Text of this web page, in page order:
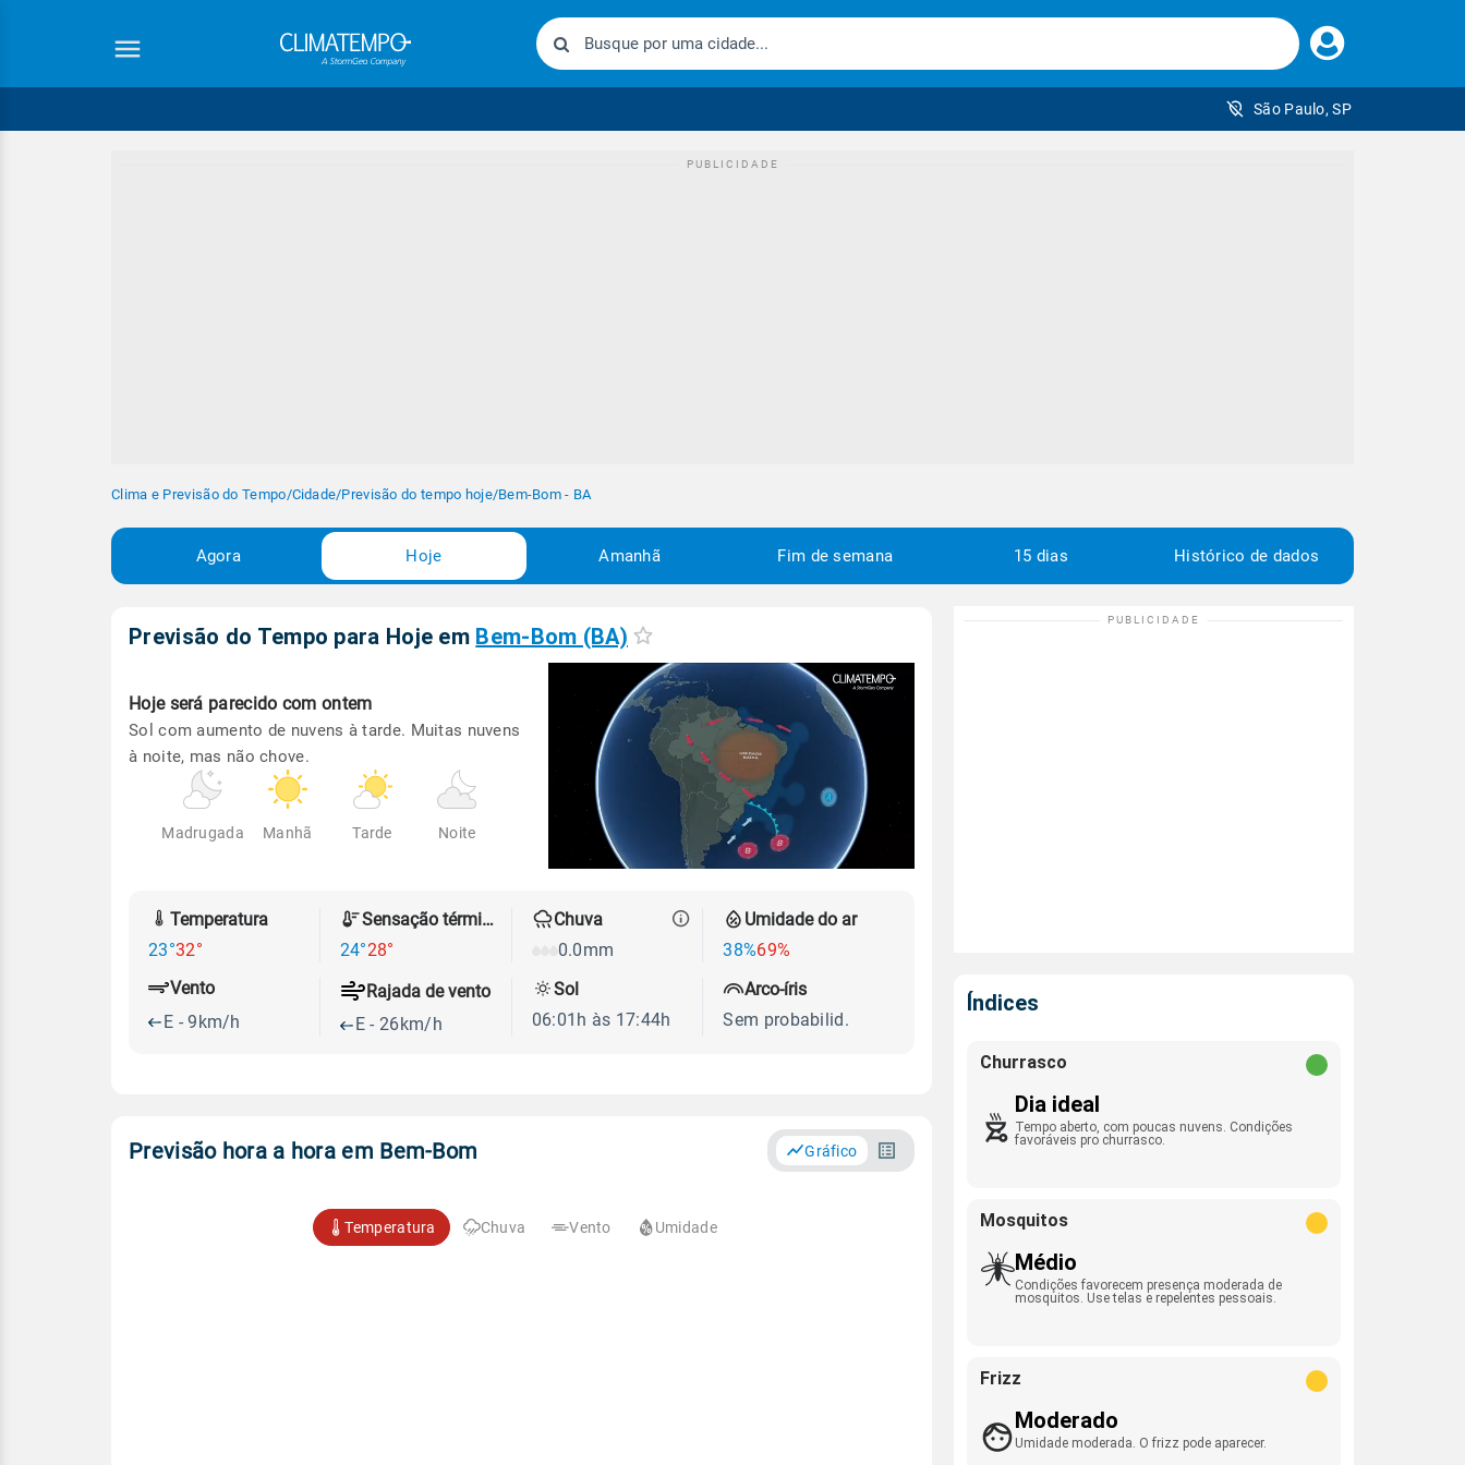
Faça
seu
São Paulo, SP
Clima e Previsão do Tempo/Cidade/Previsão do tempo hoje/Bem-Bom - BA
Agora Hoje Amanhã Fim de semana 15 dias Histórico de dados
Previsão do Tempo para Hoje em Bem-Bom (BA)
Hoje será parecido com ontem
Sol com aumento de nuvens à tarde. Muitas nuvens
à noite, mas não chove.
Madrugada Manhã Tarde Noite
Temperatura
23°32°
Sensação térmica
24°28°
Chuva
0.0mm
Umidade do ar
38%69%
Vento
E - 9km/h
Rajada de vento
E - 26km/h
Sol
06:01h às 17:44h
Arco-íris
Sem probabilid.
Previsão hora a hora em Bem-Bom Gráfico
Temperatura Chuva Vento Umidade
Índices
Churrasco
Dia ideal
Tempo aberto, com poucas nuvens. Condições
favoráveis pro churrasco.
Mosquitos
Médio
Condições favorecem presença moderada de
mosquitos. Use telas e repelentes pessoais.
Frizz
Moderado
Umidade moderada. O frizz pode aparecer.